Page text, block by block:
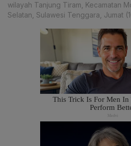
wilayah Tanjung Tiram, Kecamatan
Selatan, Sulawesi Tenggara, Jumat